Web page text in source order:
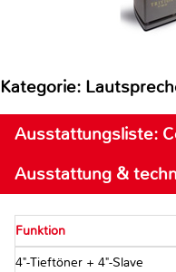
Kategorie:
Ausstattungsliste:
Ausstattung &
Funktion
4"-Tieftöner + 4"-Slave